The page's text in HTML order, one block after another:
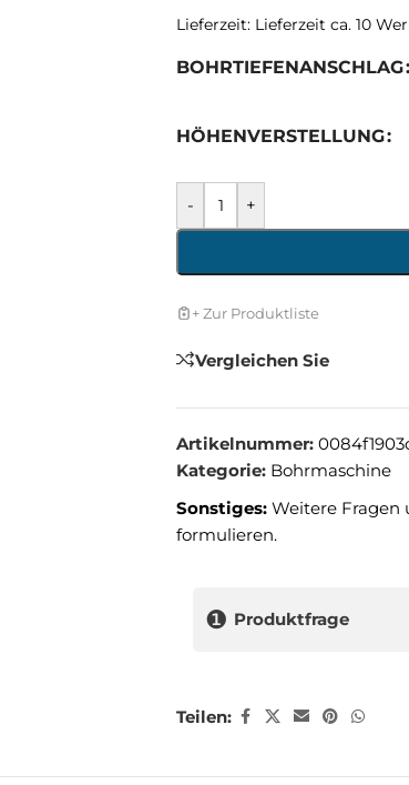
Lieferzeit: Lieferzeit ca. 10
BOHRTIEFENANSCHLAG
HÖHENVERSTELLUNG
- +
+ Zur Produktliste
Vergleichen Sie
Artikelnummer:
Kategorie: Bohrmaschine
Sonstiges: Weitere
formulieren.
❶ Produktfrage
Teilen: